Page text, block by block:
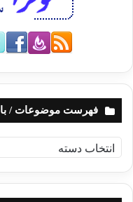
فهرست موضوعات / با
ه
ر